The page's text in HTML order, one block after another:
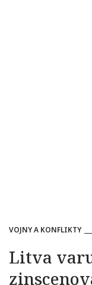
VOJNY A KONFLIKTY
Litva